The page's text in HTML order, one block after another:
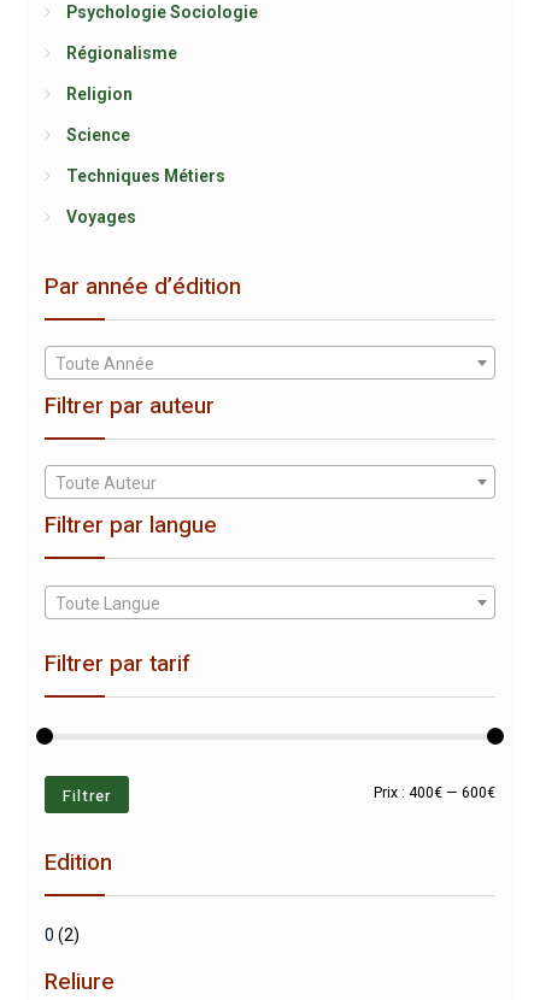
Psychologie Sociologie
Régionalisme
Religion
Science
Techniques Métiers
Voyages
Par année d’édition
Toute Année
Filtrer par auteur
Toute Auteur
Filtrer par langue
Toute Langue
Filtrer par tarif
Prix
Prix
Filtrer Prix :400€ —600€
Edition
0 (2)
Reliure